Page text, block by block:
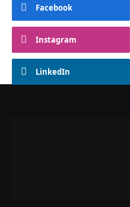
Facebook
Instagram
LinkedIn